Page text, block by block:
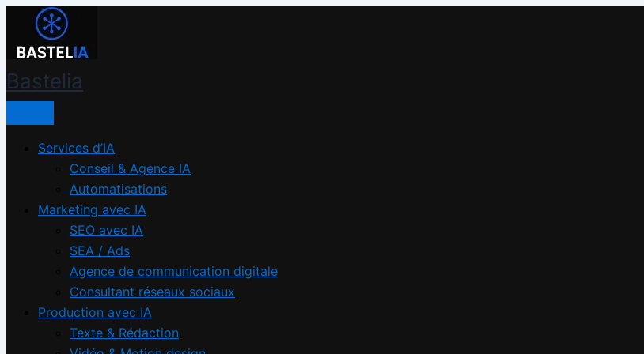
contenu
Bastelia
Bastelia
Services d’IA
Conseil & Agence IA
Automatisations
Marketing avec IA
SEO avec IA
SEA / Ads
Agence de communication digitale
Consultant réseaux sociaux
Production avec IA
Texte & Rédaction